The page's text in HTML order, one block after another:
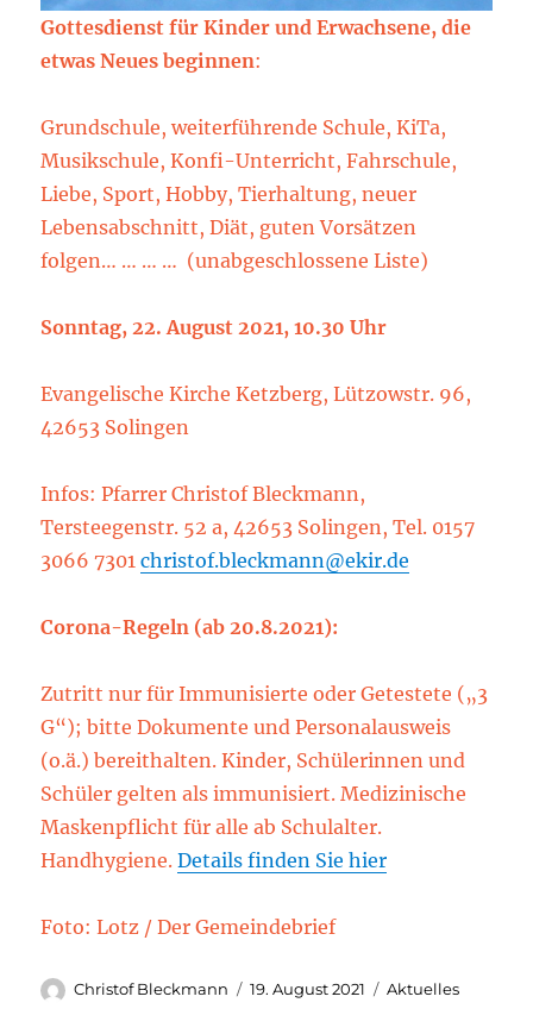
Gottesdienst für Kinder und Erwachsene, die
etwas Neues beginnen:
Grundschule, weiterführende Schule, KiTa,
Musikschule, Konfi-Unterricht, Fahrschule,
Liebe, Sport, Hobby, Tierhaltung, neuer
Lebensabschnitt, Diät, guten Vorsätzen
folgen… … … … (unabgeschlossene Liste)
Sonntag, 22. August 2021, 10.30 Uhr
Evangelische Kirche Ketzberg, Lützowstr. 96,
42653 Solingen
Infos: Pfarrer Christof Bleckmann,
Tersteegenstr. 52 a, 42653 Solingen, Tel. 0157
3066 7301christof.bleckmann@ekir.de
Corona-Regeln (ab 20.8.2021):
Zutritt nur für Immunisierte oder Getestete („3
G“); bitte Dokumente und Personalausweis
(o.ä.) bereithalten. Kinder, Schülerinnen und
Schüler gelten als immunisiert. Medizinische
Maskenpflicht für alle ab Schulalter.
Handhygiene.Details finden Sie hier
Foto: Lotz / Der Gemeindebrief
Autor
Christof Bleckmann
Veröffentlicht
19. August 2021 Kategorien
Aktuelles